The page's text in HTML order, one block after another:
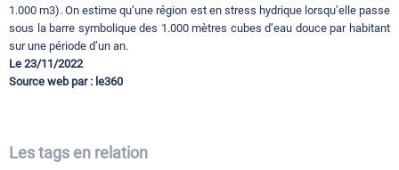
1.000 m3). On estime qu’une région est en stress hydrique lorsqu’elle passe
sous la barre symbolique des 1.000 mètres cubes d’eau douce par habitant
sur une période d’un an.
Le 23/11/2022
Source web par : le360
Les tags en relation